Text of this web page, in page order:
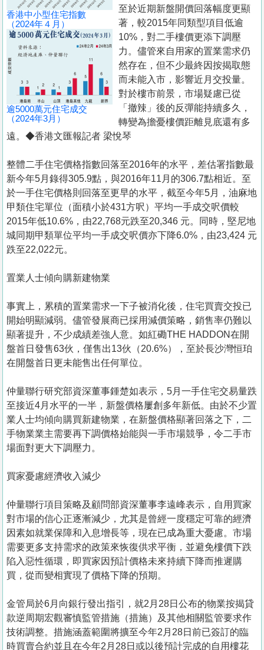
香港中小型住宅指數
（2024年４月）
逾5000萬元住宅成交
（2024年3月）
至於近期新盤開價回落幅度更顯
著，較2015年同類型項目低逾
10%，對二手樓價更添下調壓
力。儘管來自用家的置業需求仍
然存在，但不少最終因按揭取態
而未能入市，影響近月交投量。
對於樓市前景，市場疑慮已從
「撤辣」後的反彈能持續多久，
轉變為擔憂樓價距離見底還有多
遠。◆香港文匯報記者 梁悅琴
整體二手住宅價格指數回落至2016年的水平，差估署指數最
新今年5月錄得305.9點，與2016年11月的306.7點相近。至
於一手住宅價格則回落至更早的水平，截至今年5月，油麻地
甲類住宅單位（面積小於431方呎）平均一手成交呎價較
2015年低10.6%，由22,768元跌至20,346 元。同時，堅尼地
城同期甲類單位平均一手成交呎價亦下降6.0%，由23,424 元
跌至22,022元。
置業人士傾向購新建物業
事實上，累積的置業需求一下子被消化後，住宅買賣交投已
開始明顯減弱。儘管發展商已採用減價策略，銷售率仍難以
顯著提升，不少成績差強人意。如紅磡THE HADDON在開
盤首日發售63伙，僅售出13伙（20.6%），至於長沙灣恒珀
在開盤首日更未能售出任何單位。
仲量聯行研究部資深董事鍾楚如表示，5月一手住宅交易量跌
至接近4月水平的一半，新盤價格屢創多年新低。由於不少置
業人士均傾向購買新建物業，在新盤價格顯著回落之下，二
手物業業主需要再下調價格始能與一手市場競爭，令二手市
場面對更大下調壓力。
買家憂慮經濟收入減少
仲量聯行項目策略及顧問部資深董事李遠峰表示，自用買家
對市場的信心正逐漸減少，尤其是曾經一度穩定可靠的經濟
因素如就業保障和入息增長等，現在已成為重大憂慮。市場
需要更多支持需求的政策來恢復供求平衡，並避免樓價下跌
陷入惡性循環，即買家因預計價格未來持續下降而推遲購
買，從而變相實現了價格下降的預期。
金管局於6月向銀行發出指引，就2月28日公布的物業按揭貸
款逆周期宏觀審慎監管措施（措施）及其他相關監管要求作
技術調整。措施涵蓋範圍將擴至今年2月28日前已簽訂的臨
時買賣合約並且在今年2月28日或以後預計完成的自用樓花